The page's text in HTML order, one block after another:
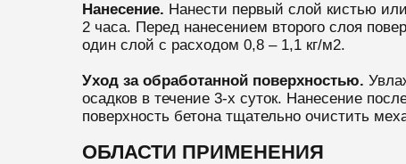
Нанесение. Нанести первый слой кистью
2 часа. Перед нанесением второго слоя
один слой с расходом 0,8 – 1,1 кг/м2.
Уход за обработанной поверхностью.
осадков в течение 3-х суток. Нанесение
поверхность бетона тщательно очистить
ОБЛАСТИ ПРИМЕНЕНИЯ